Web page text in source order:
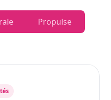
Propulse